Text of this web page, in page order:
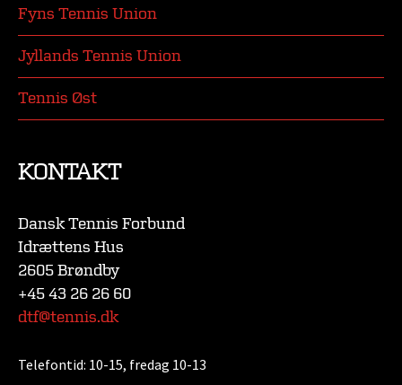
Fyns Tennis Union
Jyllands Tennis Union
Tennis Øst
KONTAKT
Dansk Tennis Forbund
Idrættens Hus
2605 Brøndby
+45 43 26 26 60
dtf@tennis.dk
Telefontid: 10-15, fredag 10-13